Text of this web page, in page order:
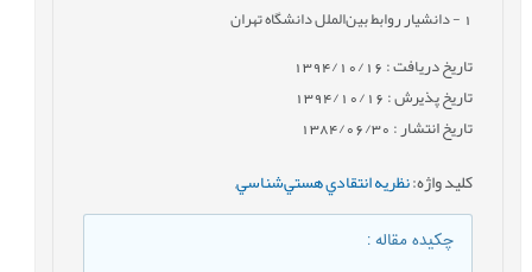
- دانشيار روابط بين‌الملل دانشگاه تهران
تاریخ دریافت : 1394/10/16
تاریخ پذیرش : 1394/10/16
تاریخ انتشار : 1384/06/30
کلید واژه:نظريه انتقادي هستي‌شناسي,
چکیده مقاله: